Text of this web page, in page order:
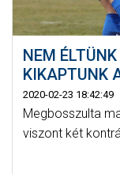
NEM
KIKAPTUNK
2020-02-23 18:42:49
Megbosszulta
viszont két